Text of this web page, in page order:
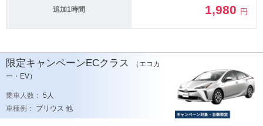
追加1時間 1,980 円
限定キャンペーンECクラス
（エコカ
ー・EV）
乗車人数： 5人
車種例：
プリウス 他